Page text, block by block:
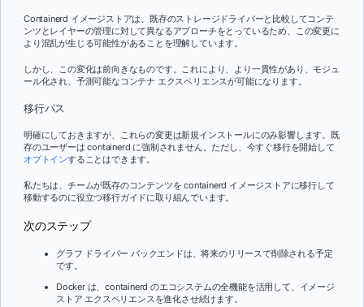
Containerd イメージストアは、既存のストレージドライバーと比較してコンテ
ンツとレイヤーの管理に対して異なるアプローチをとっているため、この変更に
より混乱が生じる可能性があることを理解しています。
しかし、この変化は前向きなものです。これにより、より一貫性があり、モジュ
ール化され、予測可能なコンテナ エクスペリエンスが可能になります。
移行パス
明確にしておきますが、これらの変更は新規インストールにのみ影響します。既
存のユーザーは containerd に強制されません。ただし、今すぐ移行を開始して
オプトインすることはできます。
私たちは、チームが既存のコンテンツを containerd イメージストアに移行して
移動するのに役立つ移行ガイドに取り組んでいます。
次のステップ
グラフ ドライバー バックエンドは、将来のリリースで削除される予定
です。
Docker は、containerd のエコシステムの全機能を活用して、イメージ
ストア エクスペリエンスを進化させ続けます。